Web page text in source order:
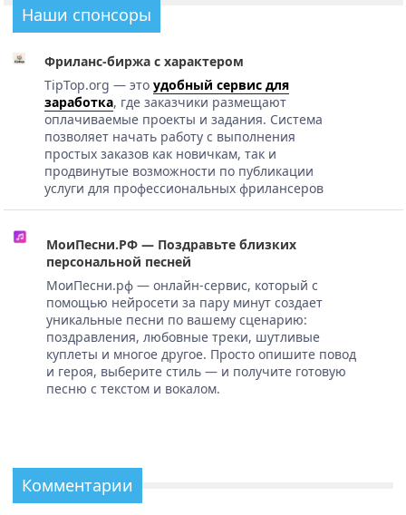
Наши спонсоры
Фриланс-биржа с характером
TipTop.org — это удобный сервис для
заработка, где заказчики размещают
оплачиваемые проекты и задания. Система
позволяет начать работу с выполнения
простых заказов как новичкам, так и
продвинутые возможности по публикации
услуги для профессиональных фрилансеров
МоиПесни.РФ — Поздравьте близких
персональной песней
МоиПесни.рф — онлайн-сервис, который с
помощью нейросети за пару минут создает
уникальные песни по вашему сценарию:
поздравления, любовные треки, шутливые
куплеты и многое другое. Просто опишите повод
и героя, выберите стиль — и получите готовую
песню с текстом и вокалом.
Комментарии